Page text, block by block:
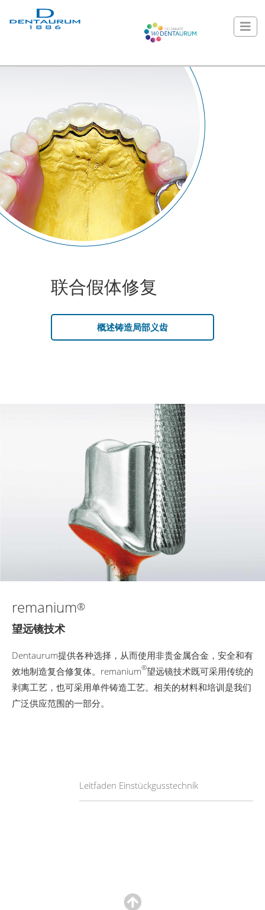
联合假体修复
概述铸造局部义齿
remanium®
望远镜技术
Dentaurum提供各种选择，从而使用非贵金属合金，安全和有
效地制造复合修复体。remanium®望远镜技术既可采用传统的
剥离工艺，也可采用单件铸造工艺。相关的材料和培训是我们
广泛供应范围的一部分。
Leitfaden Einstückgusstechnik